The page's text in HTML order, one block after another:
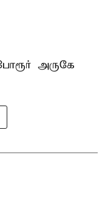
அருகே